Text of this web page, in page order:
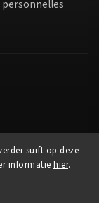
surft op deze
informatie hier.